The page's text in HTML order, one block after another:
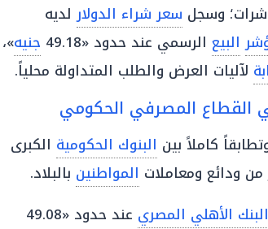
وسجل سعر شراء الدولارلديه
البيع الرسمي عند حدود «49.18 جنيه»،
لآليات العرض والطلب المتداولة محلياً.
القطاع المصرفي الحكومي
كاملاً بين البنوك الحكومية الكبرى
ودائع ومعاملات المواطنين بالبلاد.
البنك الأهلي المصري عند حدود «49.08